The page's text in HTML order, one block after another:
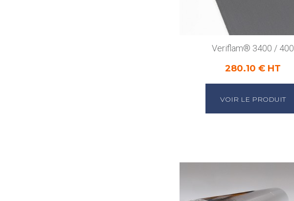
Veriflam® 3400 / 400
280.10 € HT
VOIR LE PRODUIT